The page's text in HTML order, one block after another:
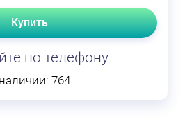
Купить
по телефону
764